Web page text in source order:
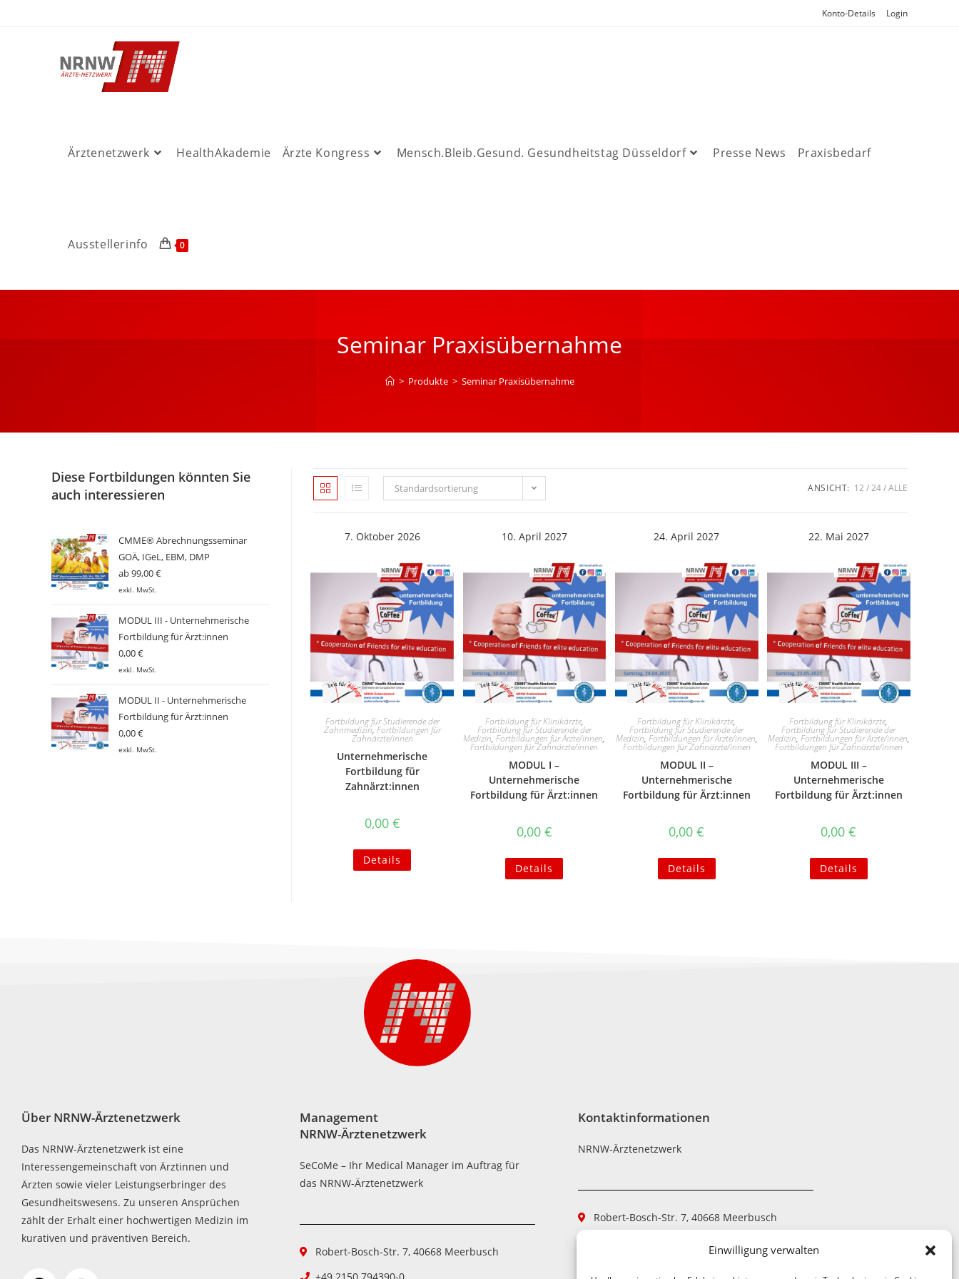
Einwilligung verwalten
Konto-Details Login
Ärztenetzwerk HealthAkademie Ärzte Kongress Mensch.Bleib.Gesund. Gesundheitstag Düsseldorf Presse News Praxisbedarf
Ausstellerinfo 0
Seminar Praxisübernahme
> Produkte > Seminar Praxisübernahme
Standardsortierung ANSICHT: 12 24 ALLE
7. Oktober 2026
Fortbildung für Studierende der
Zahnmedizin, Fortbildungen für
Zahnärzte/innen
Unternehmerische
Fortbildung für
Zahnärzt:innen
0,00 €
Details
10. April 2027
Fortbildung für Klinikärzte,
Fortbildung für Studierende der
Medizin,Fortbildungen für Ärzte/innen,
Fortbildungen für Zahnärzte/innen
MODUL I –
Unternehmerische
Fortbildung für Ärzt:innen
0,00 €
Details
24. April 2027
Fortbildung für Klinikärzte,
Fortbildung für Studierende der
Medizin, Fortbildungen für Ärzte/innen,
Fortbildungen für Zahnärzte/innen
MODUL II –
Unternehmerische
Fortbildung für Ärzt:innen
0,00€
Details
22. Mai 2027
Fortbildung für Klinikärzte,
Fortbildung für Studierende der
Medizin, Fortbildungen für Ärzte/innen,
Fortbildungen für Zahnärzte/innen
MODUL III –
Unternehmerische
Fortbildung für Ärzt:innen
0,00€
Details
Diese Fortbildungen könnten Sie
auch interessieren
CMME® Abrechnungsseminar
GOÄ, IGeL, EBM, DMP
ab99,00€
exkl. MwSt.
MODUL III - Unternehmerische
Fortbildung für Ärzt:innen
0,00€
exkl. MwSt.
MODUL II - Unternehmerische
Fortbildung für Ärzt:innen
0,00€
exkl. MwSt.
Über NRNW-Ärztenetzwerk
Das NRNW-Ärztenetzwerk ist eine
Interessengemeinschaft von Ärztinnen und
Ärzten sowie vieler Leistungserbringer des
Gesundheitswesens. Zu unseren Ansprüchen
zählt der Erhalt einer hochwertigen Medizin im
kurativen und präventiven Bereich.
Management
NRNW-Ärztenetzwerk
SeCoMe – Ihr Medical Manager im Auftrag für
das NRNW-Ärztenetzwerk
Robert-Bosch-Str. 7, 40668 Meerbusch
Kontaktinformationen
NRNW-Ärztenetzwerk
Robert-Bosch-Str. 7, 40668 Meerbusch